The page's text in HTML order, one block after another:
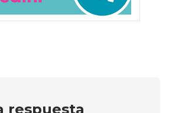
respuesta